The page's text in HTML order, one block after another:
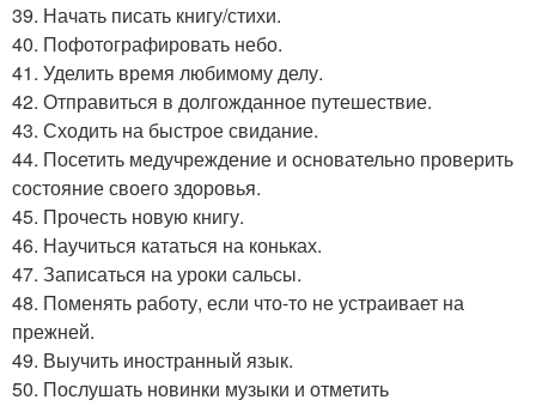
39. Начать писать книгу/стихи.
40. Пофотографировать небо.
41. Уделить время любимому делу.
42. Отправиться в долгожданное путешествие.
43. Сходить на быстрое свидание.
44. Посетить медучреждение и основательно проверить
состояние своего здоровья.
45. Прочесть новую книгу.
46. Научиться кататься на коньках.
47. Записаться на уроки сальсы.
48. Поменять работу, если что-то не устраивает на
прежней.
49. Выучить иностранный язык.
50. Послушать новинки музыки и отметить